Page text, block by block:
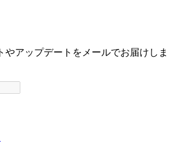
やアップデートをメールでお届けしま